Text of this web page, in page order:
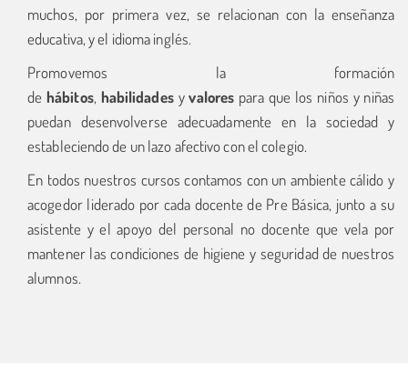
muchos, por primera vez, se relacionan con la enseñanza
educativa, y el idioma inglés.
Promovemos la formación
de hábitos, habilidadesyvalores para que los niños y niñas
puedan desenvolverse adecuadamente en la sociedad y
estableciendo de un lazo afectivo con el colegio.
En todos nuestros cursos contamos con un ambiente cálido y
acogedor liderado por cada docente de Pre Básica, junto a su
asistente y el apoyo del personal no docente que vela por
mantener las condiciones de higiene y seguridad de nuestros
alumnos.